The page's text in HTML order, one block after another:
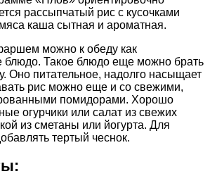
рассыпчатый рис с кусочками
каша сытная и ароматная.
можно к обеду как
блюдо. Такое блюдо еще можно брать
Оно питательное, надолго насыщает
рис можно еще и со свежими,
помидорами. Хорошо
огурчики или салат из свежих
из сметаны или йогурта. Для
тертый чеснок.